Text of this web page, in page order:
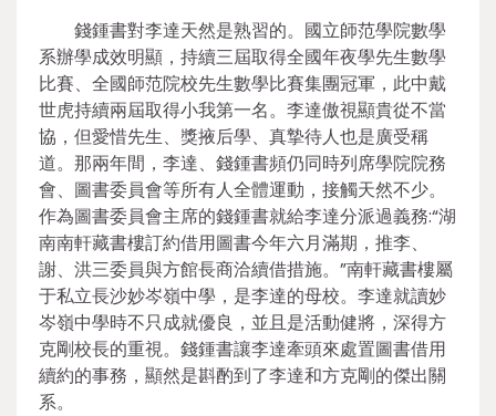
錢鍾書對李達天然是熟習的。國立師范學院數學
系辦學成效明顯，持續三屆取得全國年夜學先生數學
比賽、全國師范院校先生數學比賽集團冠軍，此中戴
世虎持續兩屆取得小我第一名。李達傲視顯貴從不當
協，但愛惜先生、獎掖后學、真摯待人也是廣受稱
道。那兩年間，李達、錢鍾書頻仍同時列席學院院務
會、圖書委員會等所有人全體運動，接觸天然不少。
作為圖書委員會主席的錢鍾書就給李達分派過義務:“湖
南南軒藏書樓訂約借用圖書今年六月滿期，推李、
謝、洪三委員與方館長商洽續借措施。”南軒藏書樓屬
于私立長沙妙岑嶺中學，是李達的母校。李達就讀妙
岑嶺中學時不只成就優良，並且是活動健將，深得方
克剛校長的重視。錢鍾書讓李達牽頭來處置圖書借用
續約的事務，顯然是斟酌到了李達和方克剛的傑出關
系。